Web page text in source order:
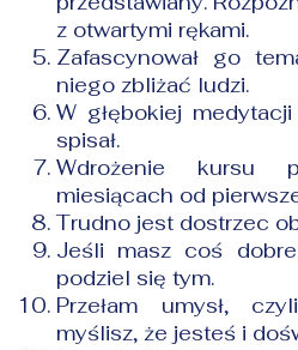
z otwartymi rękami.
Zafascynował go
niego zbliżać ludzi.
W głębokiej
spisał.
Wdrożenie kursu
miesiącach od
Trudno jest dostrzec
Jeśli masz coś
podziel się tym.
Przełam umysł,
myślisz, że jesteś i